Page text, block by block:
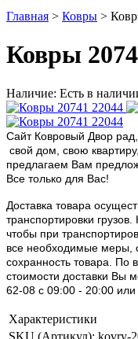
Главная > Ковры >
Ковры
Наличие: Есть в
Сайт Ковровый Двор
свой дом, свою
предлагаем Вам
Все только для Вас!
Доставка товара
транспортировки
чтобы при
все необходимые меры,
сохранность товара. По
стоимости доставки Вы
62-08 c 09:00 - 20:00
Характеристики
SKU (Артикул): kovry-